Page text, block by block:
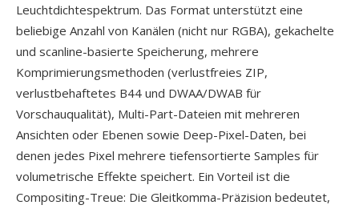
Leuchtdichtespektrum. Das Format unterstützt eine
beliebige Anzahl von Kanälen (nicht nur RGBA), gekachelte
und scanline-basierte Speicherung, mehrere
Komprimierungsmethoden (verlustfreies ZIP,
verlustbehaftetes B44 und DWAA/DWAB für
Vorschauqualität), Multi-Part-Dateien mit mehreren
Ansichten oder Ebenen sowie Deep-Pixel-Daten, bei
denen jedes Pixel mehrere tiefensortierte Samples für
volumetrische Effekte speichert. Ein Vorteil ist die
Compositing-Treue: Die Gleitkomma-Präzision bedeutet,